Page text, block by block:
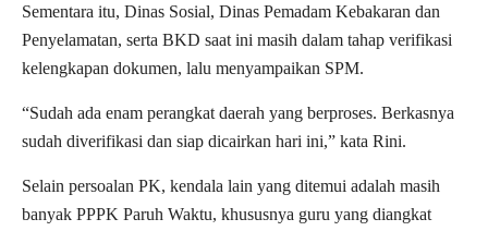
Sementara itu, Dinas Sosial, Dinas Pemadam Kebakaran dan
Penyelamatan, serta BKD saat ini masih dalam tahap verifikasi
kelengkapan dokumen, lalu menyampaikan SPM.
“Sudah ada enam perangkat daerah yang berproses. Berkasnya
sudah diverifikasi dan siap dicairkan hari ini,” kata Rini.
Selain persoalan PK, kendala lain yang ditemui adalah masih
banyak PPPK Paruh Waktu, khususnya guru yang diangkat